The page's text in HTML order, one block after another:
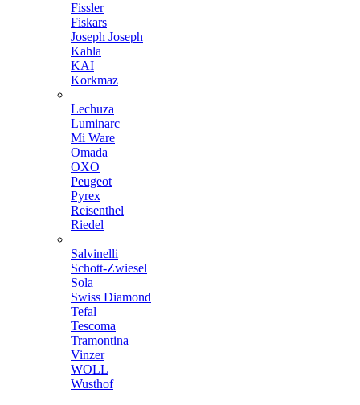
Fissler
Fiskars
Joseph Joseph
Kahla
KAI
Korkmaz
Lechuza
Luminarc
Mi Ware
Omada
OXO
Peugeot
Pyrex
Reisenthel
Riedel
Salvinelli
Schott-Zwiesel
Sola
Swiss Diamond
Tefal
Tescoma
Tramontina
Vinzer
WOLL
Wusthof